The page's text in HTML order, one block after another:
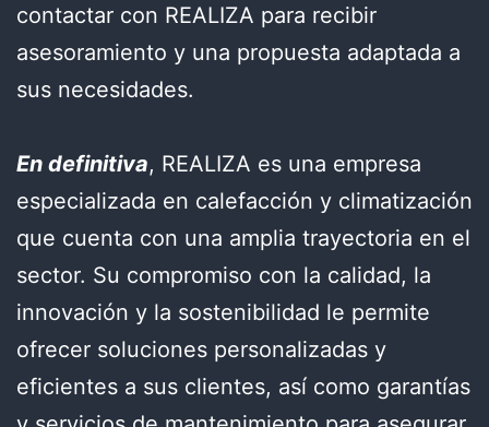
contactar con REALIZA para recibir
asesoramiento y una propuesta adaptada a
sus necesidades.
En definitiva, REALIZA es una empresa
especializada en calefacción y climatización
que cuenta con una amplia trayectoria en el
sector. Su compromiso con la calidad, la
innovación y la sostenibilidad le permite
ofrecer soluciones personalizadas y
eficientes a sus clientes, así como garantías